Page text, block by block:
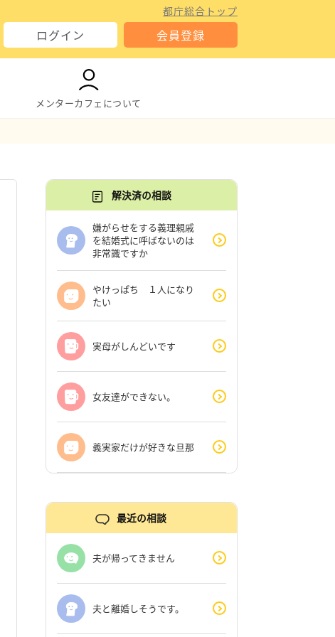
都庁総合トップ
ログイン 会員登録
メンターカフェについて
解決済の相談
嫌がらせをする義理親戚
を結婚式に呼ばないのは
非常識ですか
やけっぱち １人になり
たい
実母がしんどいです
女友達ができない。
義実家だけが好きな旦那
最近の相談
夫が帰ってきません
夫と離婚しそうです。